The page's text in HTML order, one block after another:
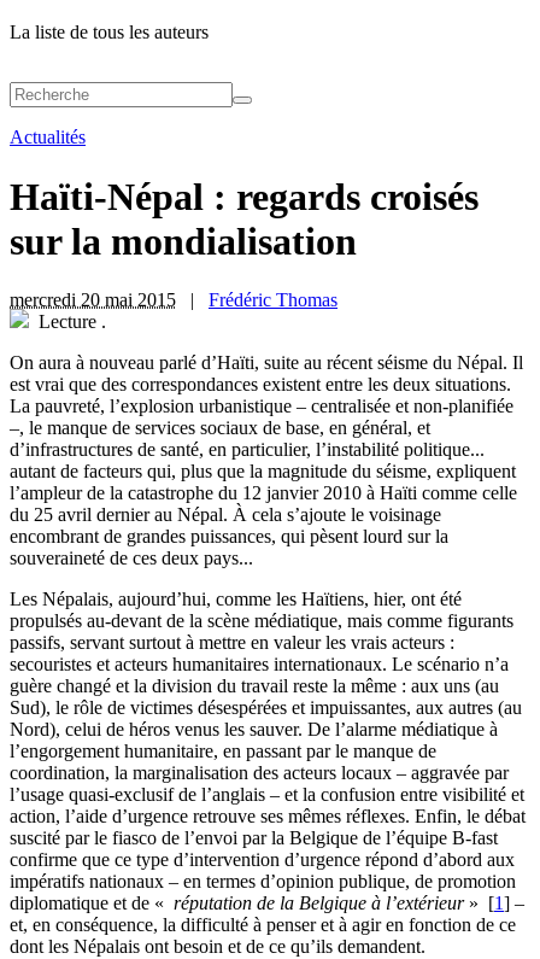
La liste de tous les auteurs
Actualités
Haïti-Népal : regards croisés
sur la mondialisation
mercredi 20 mai 2015 | Frédéric Thomas
Lecture .
On aura à nouveau parlé d’Haïti, suite au récent séisme du Népal. Il
est vrai que des correspondances existent entre les deux situations.
La pauvreté, l’explosion urbanistique – centralisée et non-planifiée
–, le manque de services sociaux de base, en général, et
d’infrastructures de santé, en particulier, l’instabilité politique...
autant de facteurs qui, plus que la magnitude du séisme, expliquent
l’ampleur de la catastrophe du 12 janvier 2010 à Haïti comme celle
du 25 avril dernier au Népal. À cela s’ajoute le voisinage
encombrant de grandes puissances, qui pèsent lourd sur la
souveraineté de ces deux pays...
Les Népalais, aujourd’hui, comme les Haïtiens, hier, ont été
propulsés au-devant de la scène médiatique, mais comme figurants
passifs, servant surtout à mettre en valeur les vrais acteurs :
secouristes et acteurs humanitaires internationaux. Le scénario n’a
guère changé et la division du travail reste la même : aux uns (au
Sud), le rôle de victimes désespérées et impuissantes, aux autres (au
Nord), celui de héros venus les sauver. De l’alarme médiatique à
l’engorgement humanitaire, en passant par le manque de
coordination, la marginalisation des acteurs locaux – aggravée par
l’usage quasi-exclusif de l’anglais – et la confusion entre visibilité et
action, l’aide d’urgence retrouve ses mêmes réflexes. Enfin, le débat
suscité par le fiasco de l’envoi par la Belgique de l’équipe B-fast
confirme que ce type d’intervention d’urgence répond d’abord aux
impératifs nationaux – en termes d’opinion publique, de promotion
diplomatique et de « réputation de la Belgique à l’extérieur» [1] –
et, en conséquence, la difficulté à penser et à agir en fonction de ce
dont les Népalais ont besoin et de ce qu’ils demandent.